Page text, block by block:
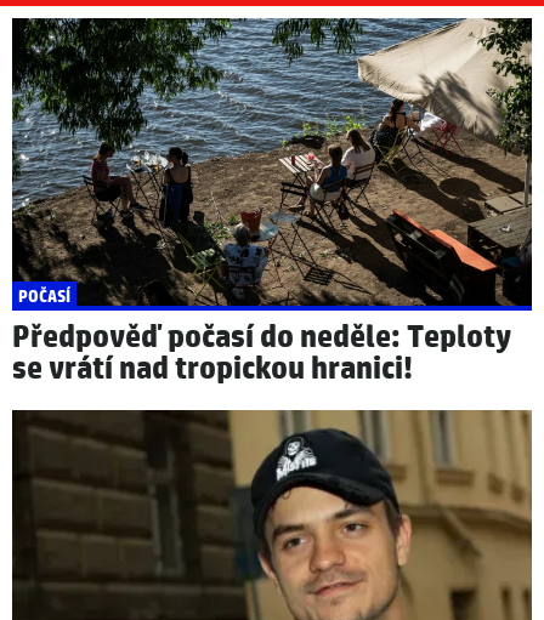
POČASÍ
Předpověď počasí do neděle: Teploty
se vrátí nad tropickou hranici!